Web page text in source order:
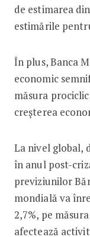
de estimarea
estimările
În plus, Banca
economic
măsura
creșterea
La nivel global,
în anul post-
previziunilor
mondială va
2,7%, pe
afectează